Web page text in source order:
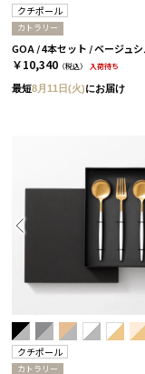
クチポール
カトラリー
￥10,340 （税込） 入荷待ち
最短8月11日(火)にお届け
クチポール
カトラリー